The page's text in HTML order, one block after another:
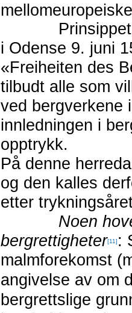
Prinsippet om
i Odense 9. juni
«Freiheiten des
tilbudt alle som
ved bergverkene
innledningen i
opptrykk.
På denne
og den kalles
etter
Noen
bergrettigheter[11] :
malmforekomst
angivelse av om
bergrettslige